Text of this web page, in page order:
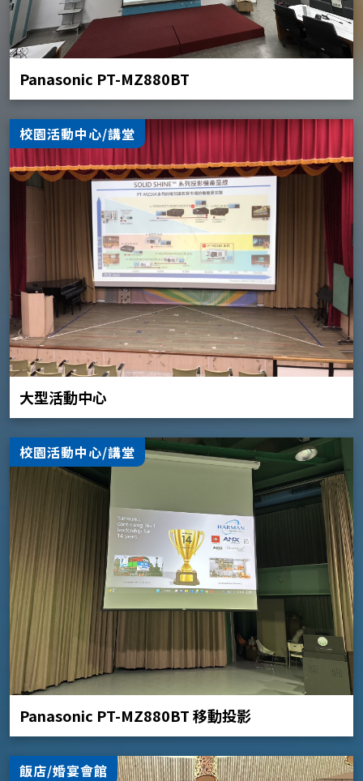
Panasonic PT-MZ880BT
校園活動中心/講堂
大型活動中心
校園活動中心/講堂
Panasonic PT-MZ880BT 移動投影
飯店/婚宴會館